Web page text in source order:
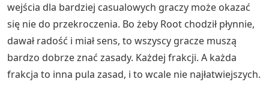
wejścia dla bardziej casualowych graczy może okazać
się nie do przekroczenia. Bo żeby Root chodził płynnie,
dawał radość i miał sens, to wszyscy gracze muszą
bardzo dobrze znać zasady. Każdej frakcji. A każda
frakcja to inna pula zasad, i to wcale nie najłatwiejszych.